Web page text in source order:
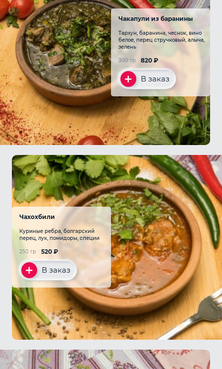
Чакапули из баранины
Тархун, баранина, чеснок, вино
белое, перец стручковый, алыча,
зелень
820 ₽
300 гр
В заказ
Чахохбили
Куриные ребра, болгарский
перец, лук, помидоры, специи
520 ₽
250 гр
В заказ